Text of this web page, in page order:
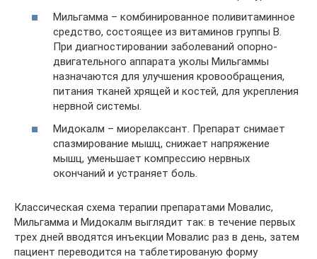
Мильгамма – комбинированное поливитаминное
средство, состоящее из витаминов группы В.
При диагностировании заболеваний опорно-
двигательного аппарата уколы Мильгаммы
назначаются для улучшения кровообращения,
питания тканей хрящей и костей, для укрепления
нервной системы.
Мидокалм – миорелаксант. Препарат снимает
спазмирование мышц, снижает напряжение
мышц, уменьшает компрессию нервных
окончаний и устраняет боль.
Классическая схема терапии препаратами Мовалис,
Мильгамма и Мидокалм выглядит так: в течение первых
трех дней вводятся инъекции Мовалис раз в день, затем
пациент переводится на таблетированую форму